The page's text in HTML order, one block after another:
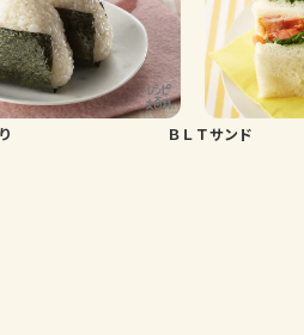
ＢＬＴサンド